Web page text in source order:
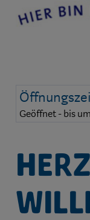
Geöffnet - bis